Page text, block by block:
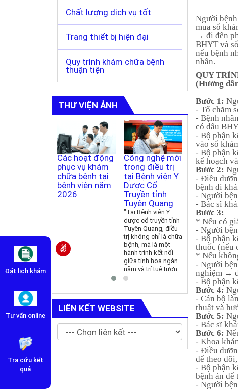
Phòng Tổ chức - Hành chính - Tài chính kế toán
Phòng chức năng
Phòng Kế hoạch tổng hợp
Cơ cấu tổ chức
Khoa Phục hồi chức năng
Khoa Khám bệnh - Cấp cứu hồi sức - Cận lâm
Khoa Ngoại Phụ
Khoa Nội nhi
Khoa châm cứu dưỡng sinh
Video
Thư viện ảnh
Công tác xã hội
Danh mục ICD
Người
mua sổ
→ đi đến
BHYT và
nếu bệnh
nhân.
QUY
(Hướng
Bước 1:
- Tổ chăm
- Bệnh
có dấu
- Bộ phận
vào sổ
- Bộ phận
kế hoạch
Bước 2:
- Điều
bệnh đi
- Người
- Bác sĩ
Bước 3:
* Nếu có
- Người
- Bộ phận
thuốc (nếu
* Nếu
- Người
nghiệm →
- Bộ phận
Bước 4:
- Cán bộ
thuật và
Bước 5:
- Bác sĩ
Bước 6:
- Khoa
- Điều
để theo
- Bộ phận
bệnh án để
- Người
Chất lượng dịch vụ tốt
Trang thiết bị hiện đại
Quy trình khám chữa bệnh
thuận tiện
THƯ VIỆN ẢNH
Các hoạt động
phục vụ khám
chữa bệnh tại
bệnh viện năm
2026
Công nghệ mới
trong điều trị
tại Bệnh viện Y
Dược Cổ
Truyền tỉnh
Tuyên Quang
"Tại Bệnh viện Y
dược cổ truyền tỉnh
Tuyên Quang, điều
trị không chỉ là chữa
bệnh, mà là một
hành trình kết nối
giữa tinh hoa ngàn
năm và trí tuệ tươn...
Các phương
pháp điều trị
tại bệnh
dược Cổ
truyền
Quang
LIÊN KẾT WEBSITE
Đặt lịch khám
Tư vấn online
Tra cứu kết
quả